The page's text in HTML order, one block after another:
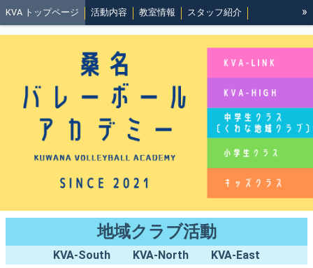
KVA トップページ 活動内容 教室情報 スタッフ紹介
KVA-LINK KVA-High 沿革と理念 規約 地域クラブ活動
北勢バレーボール協会事務局
»
地域クラブ活動
KVA-South KVA-North KVA-East